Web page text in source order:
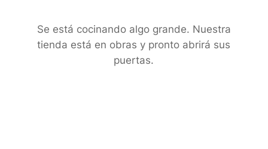
Se está cocinando algo grande. Nuestra
tienda está en obras y pronto abrirá sus
puertas.